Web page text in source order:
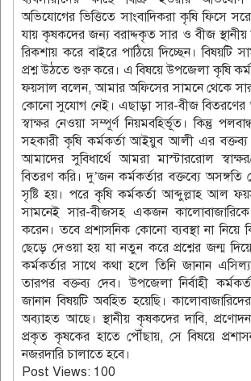
অভিযোগের ভিত্তিতে সাংবাদিকরা কৃষি ফিসে
যায় কৃষকদের জন্য বরাদ্দকৃত সার ও বীজ স্থানীয়
রিকশায় করে বাইরে পাঠিয়ে দিচ্ছেন। বিষয়টি
প্রশ্ন উঠতে শুরু করে। এ বিষয়ে উপজেলা কৃষি
ফয়সাল বলেন, আমার অফিসের সামনে থেকে
কোনো সুযোগ নেই। এছাড়া সার-বীজ বিতরণের
স্বাক্ষর নেওয়া সম্পূর্ণ নিয়মবহির্ভূত। কিন্তু
সহকারী কৃষি কর্মকর্তা আইয়ুব আলী এর বক্তব্য
আমাদের সুবিধার্থে আমরা মাস্টাররোল
বিতরণ করি। দু’জন কর্মকর্তার বক্তব্যে অসঙ্গতি
সৃষ্টি হয়। পরে কৃষি কর্মকর্তা আব্দুল্লাহ আল
সামনেই সার-বীজসহ একজন
করেন। তবে প্রশাসনিক কোনো ব্যবস্থা না
ছেড়ে দেওয়া হয় যা নতুন করে প্রশ্নের জন্ম
কর্মকর্তার সাথে কথা হলে তিনি জানান
তারপর বক্তব্য দেব। উপজেলা নির্বাহী
জানান বিষয়টি অবহিত হয়েছি।
অব্যাহত আছে। স্থানীয় কৃষকদের দাবি,
প্রকৃত কৃষকের হাতে পৌঁছায়, সে বিষয়ে
নজরদারি চালাতে হবে।
Post Views: 100